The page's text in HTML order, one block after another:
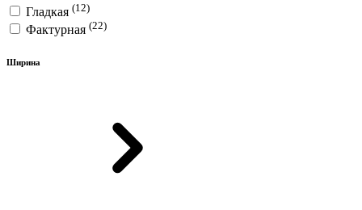
Гладкая (12)
Фактурная (22)
Ширина